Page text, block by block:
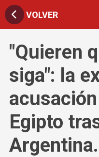
VOLVER
"Quieren
siga": la
Egipto
Argentina.